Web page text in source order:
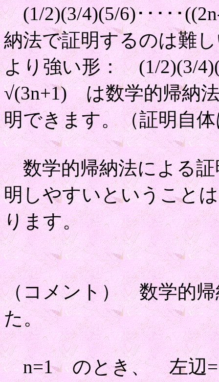
(1/2)(3/4)(5/6)･････
納法で証明するのは難
より強い形： (1/2)(3/
√(3n+1) は数学的帰納
明できます。（証明自
数学的帰納法による証
明しやすいということ
ります。
（コメント） 数学的帰
た。
n=1 のとき、 左辺